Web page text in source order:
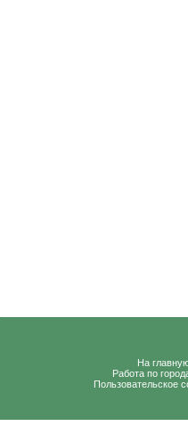
На
Работа по
Пользовательское